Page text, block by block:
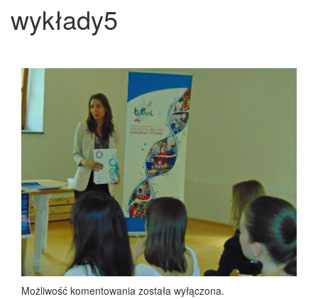
wykłady5
Możliwość komentowania została wyłączona.